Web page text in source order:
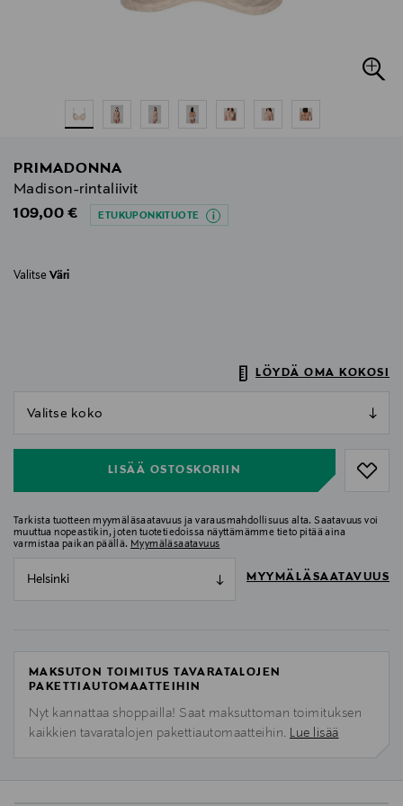
PRIMADONNA
Madison-rintaliivit
Original Price
109,00 € ETUKUPONKITUOTE
Valitse Väri
LÖYDÄ OMA KOKOSI
LISÄÄ OSTOSKORIIN
Tarkista tuotteen myymäläsaatavuus ja varausmahdollisuus alta. Saatavuus voi
muuttua nopeastikin, joten tuotetiedoissa näyttämämme tieto pitää aina
varmistaa paikan päällä. Myymäläsaatavuus
Helsinki MYYMÄLÄSAATAVUUS
MAKSUTON TOIMITUS TAVARATALOJEN
PAKETTIAUTOMAATTEIHIN
Nyt kannattaa shoppailla! Saat maksuttoman toimituksen
kaikkien tavaratalojen pakettiautomaatteihin. Lue lisää